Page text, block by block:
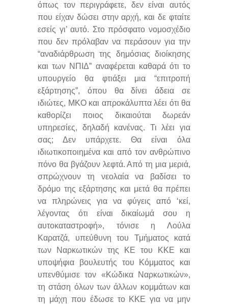
όπως τον περιγράφετε, δεν είναι αυτός
που είχαν δώσει στην αρχή, και δε φταίτε
εσείς γι’ αυτό. Στο πρόσφατο νομοσχέδιο
που δεν πρόλαβαν να περάσουν για την
“αναδιάρθρωση της δημόσιας διοίκησης
και των ΝΠΙΔ” αναφέρεται καθαρά ότι το
υπουργείο θα φτιάξει μια “επιτροπή
εξάρτησης”, όπου θα δίνει άδεια σε
ιδιώτες, ΜΚΟ και απροκάλυπτα λέει ότι θα
καθορίζει ποιος δικαιούται δωρεάν
υπηρεσίες, δηλαδή κανένας. Τι λέει για
σας; Δεν υπάρχετε. Θα είναι όλα
ιδιωτικοποιημένα και από τον ανθρώπινο
πόνο θα βγάζουν λεφτά. Από τη μια μεριά,
σπρώχνουν τη νεολαία να βαδίσει το
δρόμο της εξάρτησης και μετά θα πρέπει
να πληρώνεις για να φύγεις από ‘κεί,
λέγοντας ότι είναι δικαίωμά σου η
αυτοκαταστροφή», τόνισε η Λούλα
Καρατζά, υπεύθυνη του Τμήματος κατά
των Ναρκωτικών της ΚΕ του ΚΚΕ και
υποψήφια βουλευτής του Κόμματος και
υπενθύμισε τον «Κώδικα Ναρκωτικών»,
τη στάση όλων των άλλων κομμάτων και
τη μάχη που έδωσε το ΚΚΕ για να μην